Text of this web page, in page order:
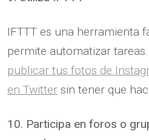
IFTTT es una herramienta
permite automatizar
publicar tus fotos de
en Twitter sin tener que
10. Participa en foros o